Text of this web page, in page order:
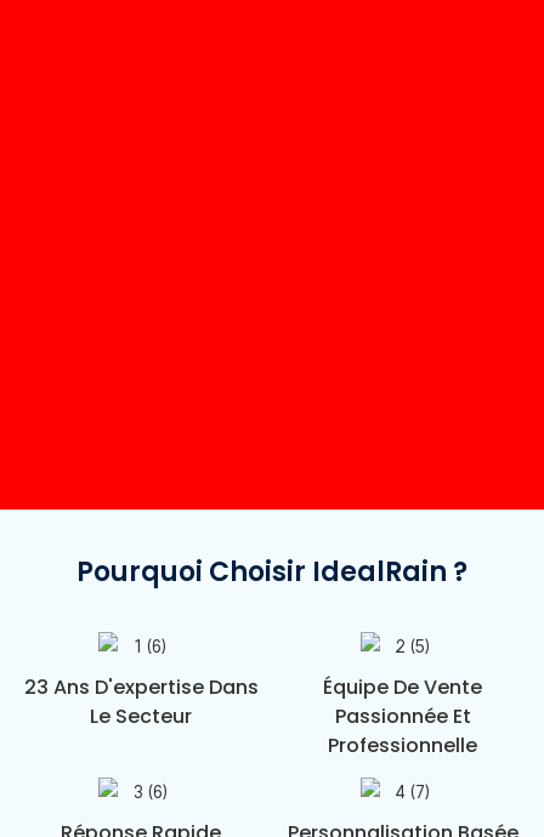
Pourquoi Choisir IdealRain ?
23 Ans D'expertise Dans
Le Secteur
Équipe De Vente
Passionnée Et
Professionnelle